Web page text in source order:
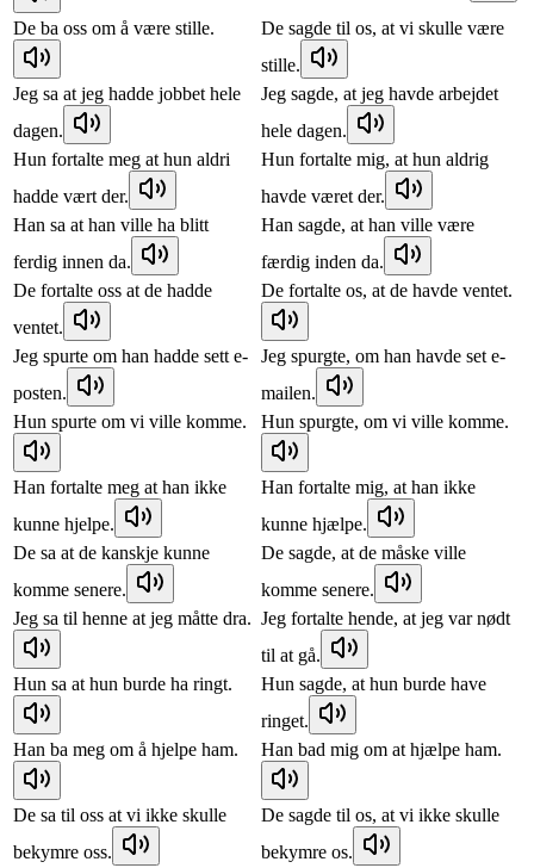
De ba oss om å være stille.
De sagde til os, at vi skulle være
stille.
Jeg sa at jeg hadde jobbet hele
dagen.
Jeg sagde, at jeg havde arbejdet
hele dagen.
Hun fortalte meg at hun aldri
hadde vært der.
Hun fortalte mig, at hun aldrig
havde været der.
Han sa at han ville ha blitt
ferdig innen da.
Han sagde, at han ville være
færdig inden da.
De fortalte oss at de hadde
ventet.
De fortalte os, at de havde ventet.
Jeg spurte om han hadde sett e-
posten.
Jeg spurgte, om han havde set e-
mailen.
Hun spurte om vi ville komme.
Hun spurgte, om vi ville komme.
Han fortalte meg at han ikke
kunne hjelpe.
Han fortalte mig, at han ikke
kunne hjælpe.
De sa at de kanskje kunne
komme senere.
De sagde, at de måske ville
komme senere.
Jeg sa til henne at jeg måtte dra. Jeg fortalte hende, at jeg var nødt
til at gå.
Hun sa at hun burde ha ringt.
Hun sagde, at hun burde have
ringet.
Han ba meg om å hjelpe ham.
Han bad mig om at hjælpe ham.
De sa til oss at vi ikke skulle
bekymre oss.
De sagde til os, at vi ikke skulle
bekymre os.